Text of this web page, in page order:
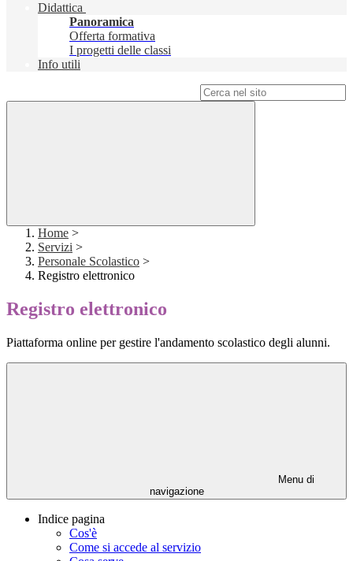
Didattica
Panoramica
Offerta formativa
I progetti delle classi
Info utili
Home >
Servizi >
Personale Scolastico >
Registro elettronico
Registro elettronico
Piattaforma online per gestire l'andamento scolastico degli alunni.
Menu di
navigazione
Indice pagina
Cos'è
Come si accede al servizio